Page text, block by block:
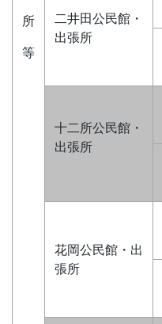
所
等
二井田公民館・
出張所
十二所公民館・
出張所
花岡公民館・出
張所